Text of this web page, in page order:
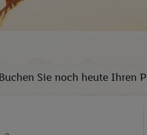
Sie noch heute Ihren